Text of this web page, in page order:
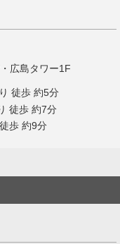
広島タワー1F
徒歩 約5分
徒歩 約7分
歩 約9分